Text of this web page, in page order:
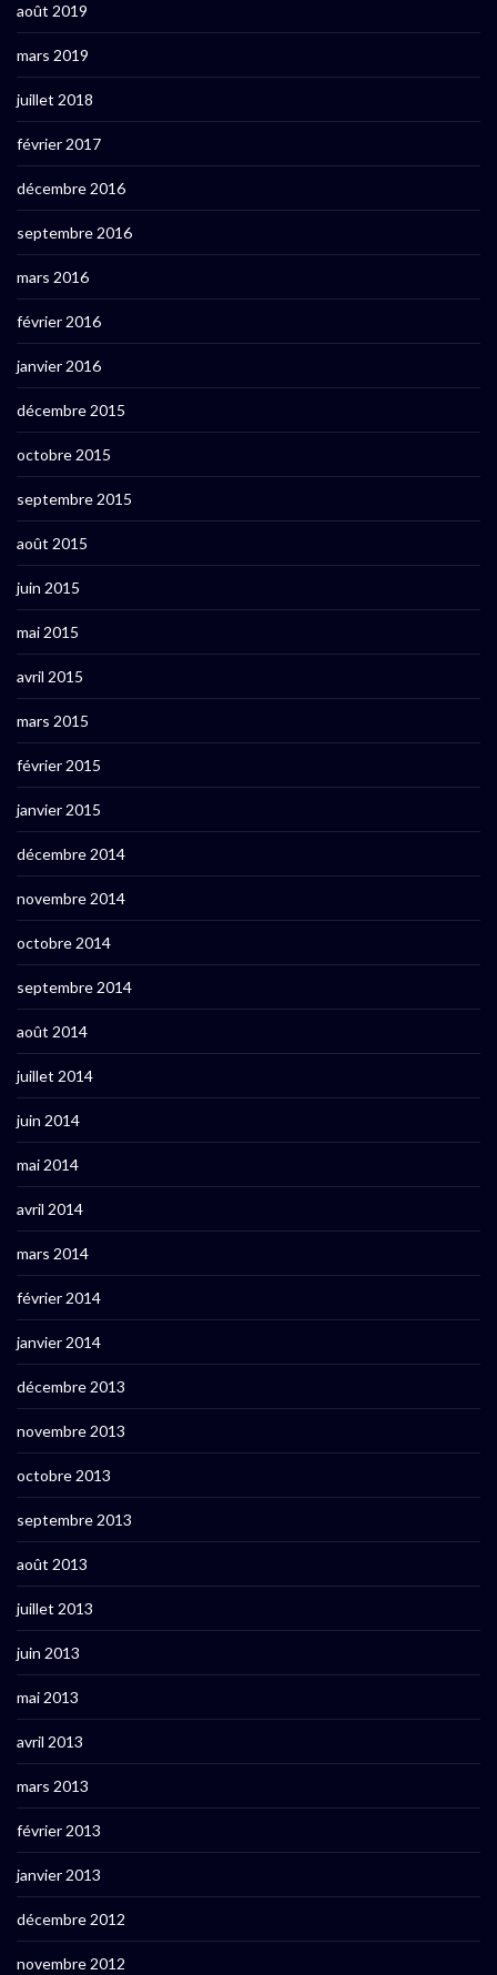
août 2019
mars 2019
juillet 2018
février 2017
décembre 2016
septembre 2016
mars 2016
février 2016
janvier 2016
décembre 2015
octobre 2015
septembre 2015
août 2015
juin 2015
mai 2015
avril 2015
mars 2015
février 2015
janvier 2015
décembre 2014
novembre 2014
octobre 2014
septembre 2014
août 2014
juillet 2014
juin 2014
mai 2014
avril 2014
mars 2014
février 2014
janvier 2014
décembre 2013
novembre 2013
octobre 2013
septembre 2013
août 2013
juillet 2013
juin 2013
mai 2013
avril 2013
mars 2013
février 2013
janvier 2013
décembre 2012
novembre 2012